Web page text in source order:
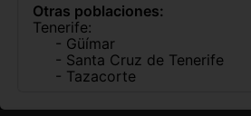
Otras poblaciones:
Tenerife:
- Güímar
- Santa Cruz de Tenerife
- Tazacorte